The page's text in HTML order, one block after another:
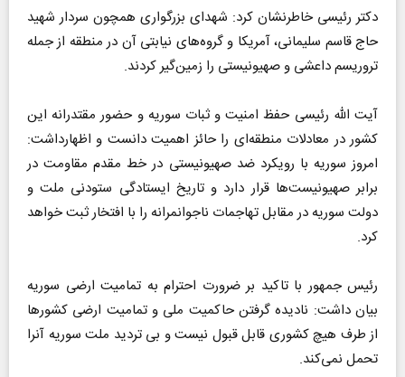
دکتر رئیسی خاطرنشان کرد: شهدای بزرگواری همچون سردار شهید
حاج قاسم سلیمانی، آمریکا و گروه‌های نیابتی آن در منطقه از جمله
تروریسم داعشی و صهیونیستی را زمین‌گیر کردند.
آیت الله رئیسی حفظ امنیت و ثبات سوریه و حضور مقتدرانه این
کشور در معادلات منطقه‌ای را حائز اهمیت دانست و اظهارداشت:
امروز سوریه با رویکرد ضد صهیونیستی در خط مقدم مقاومت در
برابر صهیونیست‌ها قرار دارد و تاریخ ایستادگی ستودنی ملت و
دولت سوریه در مقابل تهاجمات ناجوانمرانه را با افتخار ثبت خواهد
کرد.
رئیس جمهور با تاکید بر ضرورت احترام به تمامیت ارضی سوریه
بیان داشت: نادیده گرفتن حاکمیت ملی و تمامیت ارضی کشورها
از طرف هیچ کشوری قابل قبول نیست و بی تردید ملت سوریه آنرا
تحمل نمی‌کند.